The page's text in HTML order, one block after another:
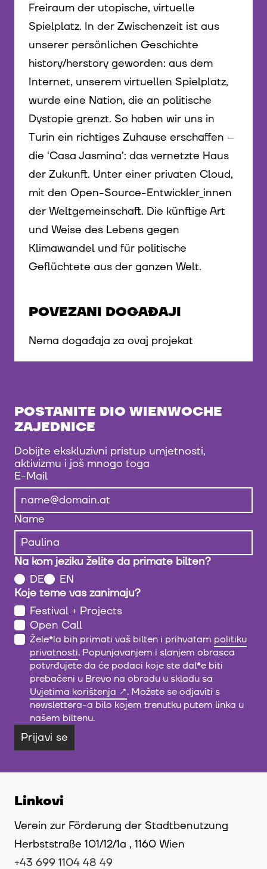
Freiraum der utopische, virtuelle
Spielplatz. In der Zwischenzeit ist aus
unserer persönlichen Geschichte
history/herstory geworden: aus dem
Internet, unserem virtuellen Spielplatz,
wurde eine Nation, die an politische
Dystopie grenzt. So haben wir uns in
Turin ein richtiges Zuhause erschaffen –
die ‘Casa Jasmina’: das vernetzte Haus
der Zukunft. Unter einer privaten Cloud,
mit den Open-Source-Entwickler_innen
der Weltgemeinschaft. Die künftige Art
und Weise des Lebens gegen
Klimawandel und für politische
Geflüchtete aus der ganzen Welt.
POVEZANI DOGAĐAJI
Nema događaja za ovaj projekat
POSTANITE DIO WIENWOCHE
ZAJEDNICE
Dobijte ekskluzivni pristup umjetnosti,
aktivizmu i još mnogo toga
E-Mail
Name
Na kom jeziku želite da primate bilten?
DE
EN
Koje teme vas zanimaju?
Festival + Projects
Open Call
Žele*la bih primati vaš bilten i prihvatam politiku
privatnosti. Popunjavanjem i slanjem obrasca
potvrđujete da će podaci koje ste dal*e biti
prebačeni u Brevo na obradu u skladu sa
Uvjetima korištenja
. Možete se odjaviti s
newslettera-a bilo kojem trenutku putem linka u
našem biltenu.
Prijavi se
Linkovi
Verein zur Förderung der Stadtbenutzung
Herbststraße 101/12/1a , 1160 Wien
+43 699 1104 48 49